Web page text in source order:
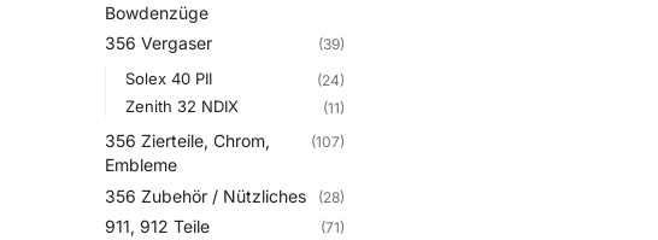
Bowdenzüge
356 Vergaser (39)
Solex 40 PII (24)
Zenith 32 NDIX (11)
356 Zierteile, Chrom,
Embleme
(107)
356 Zubehör / Nützliches (28)
911, 912 Teile (71)